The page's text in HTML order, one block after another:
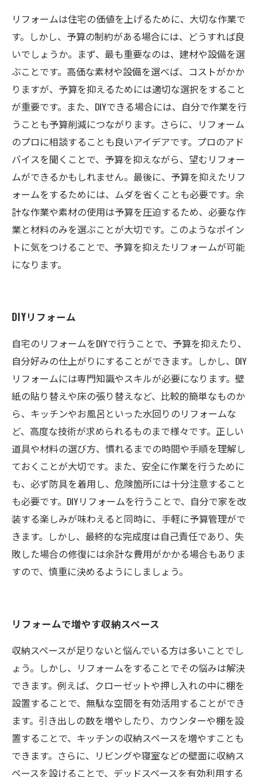
リフォームは住宅の価値を上げるために、大切な作業で
す。しかし、予算の制約がある場合には、どうすれば良
いでしょうか。まず、最も重要なのは、建材や設備を選
ぶことです。高価な素材や設備を選べば、コストがかか
りますが、予算を抑えるためには適切な選択をすること
が重要です。また、DIYできる場合には、自分で作業を行
うことも予算削減につながります。さらに、リフォーム
のプロに相談することも良いアイデアです。プロのアド
バイスを聞くことで、予算を抑えながら、望むリフォー
ムができるかもしれません。最後に、予算を抑えたリフ
ォームをするためには、ムダを省くことも必要です。余
計な作業や素材の使用は予算を圧迫するため、必要な作
業と材料のみを選ぶことが大切です。このようなポイン
トに気をつけることで、予算を抑えたリフォームが可能
になります。
DIYリフォーム
自宅のリフォームをDIYで行うことで、予算を抑えたり、
自分好みの仕上がりにすることができます。しかし、DIY
リフォームには専門知識やスキルが必要になります。壁
紙の貼り替えや床の張り替えなど、比較的簡単なものか
ら、キッチンやお風呂といった水回りのリフォームな
ど、高度な技術が求められるものまで様々です。正しい
道具や材料の選び方、慣れるまでの時間や手順を理解し
ておくことが大切です。また、安全に作業を行うために
も、必ず防具を着用し、危険箇所には十分注意すること
も必要です。DIYリフォームを行うことで、自分で家を改
装する楽しみが味わえると同時に、手軽に予算管理がで
きます。しかし、最終的な完成度は自己責任であり、失
敗した場合の修復には余計な費用がかかる場合もありま
すので、慎重に決めるようにしましょう。
リフォームで増やす収納スペース
収納スペースが足りないと悩んでいる方は多いことでし
ょう。しかし、リフォームをすることでその悩みは解決
できます。例えば、クローゼットや押し入れの中に棚を
設置することで、無駄な空間を有効活用することができ
ます。引き出しの数を増やしたり、カウンターや棚を設
置することで、キッチンの収納スペースを増やすことも
できます。さらに、リビングや寝室などの壁面に収納ス
ペースを設けることで、デッドスペースを有効利用する